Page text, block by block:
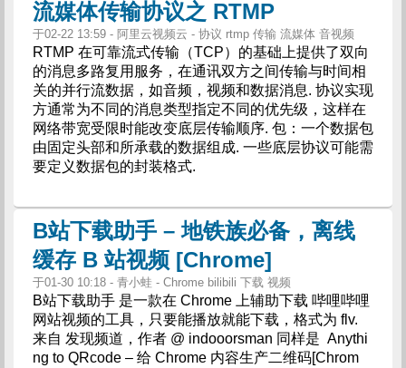
流媒体传输协议之 RTMP
于02-22 13:59 - 阿里云视频云 - 协议 rtmp 传输 流媒体 音视频
RTMP 在可靠流式传输（TCP）的基础上提供了双向
的消息多路复用服务，在通讯双方之间传输与时间相
关的并行流数据，如音频，视频和数据消息. 协议实现
方通常为不同的消息类型指定不同的优先级，这样在
网络带宽受限时能改变底层传输顺序. 包：一个数据包
由固定头部和所承载的数据组成. 一些底层协议可能需
要定义数据包的封装格式.
B站下载助手 – 地铁族必备，离线
缓存 B 站视频 [Chrome]
于01-30 10:18 - 青小蛙 - Chrome bilibili 下载 视频
B站下载助手 是一款在 Chrome 上辅助下载 哔哩哔哩
网站视频的工具，只要能播放就能下载，格式为 flv.
来自 发现频道，作者 @ indooorsman 同样是 Anythi
ng to QRcode – 给 Chrome 内容生产二维码[Chrom